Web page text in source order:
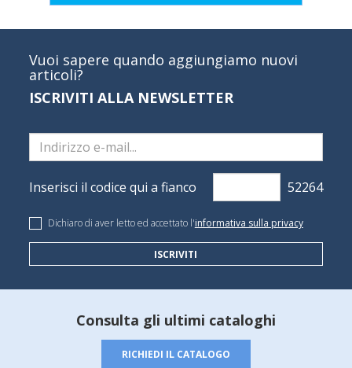
Vuoi sapere quando aggiungiamo nuovi
articoli?
ISCRIVITI ALLA NEWSLETTER
Inserisci il codice qui a fianco
Dichiaro di aver letto ed accettato l'informativa sulla privacy
ISCRIVITI
Consulta gli ultimi cataloghi
RICHIEDI IL CATALOGO